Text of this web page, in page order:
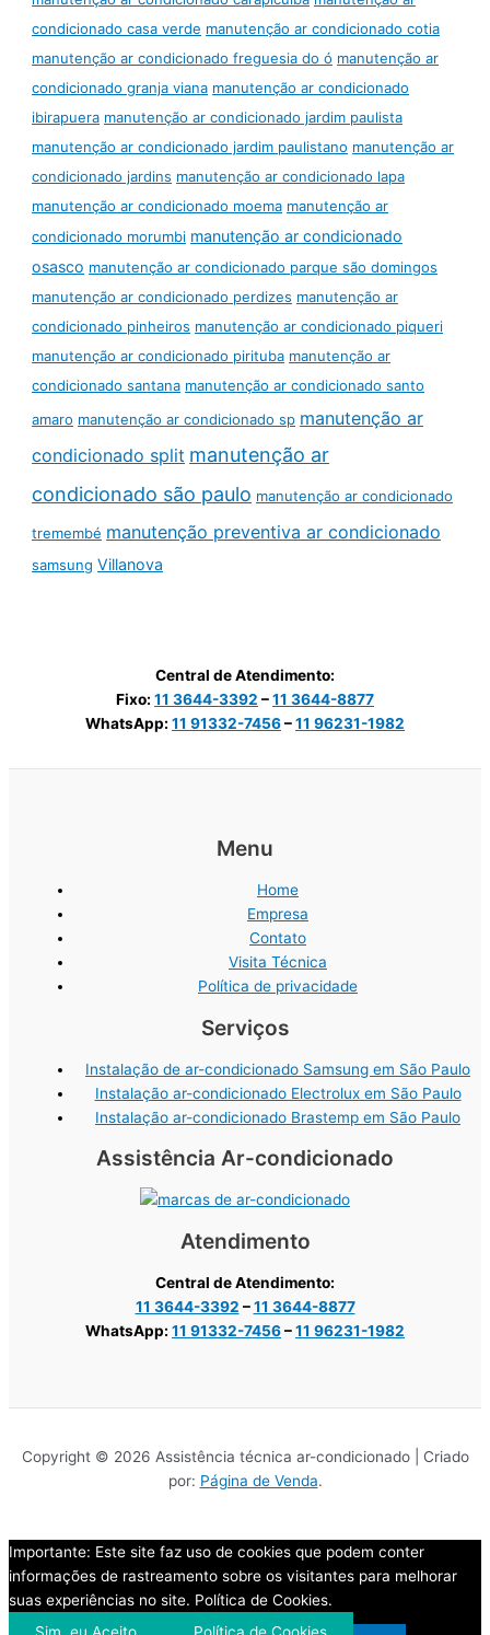
condicionado casa verde manutenção ar condicionado cotia
manutenção ar condicionado freguesia do ó manutenção ar
condicionado granja viana manutenção ar condicionado
ibirapuera manutenção ar condicionado jardim paulista
manutenção ar condicionado jardim paulistano manutenção ar
condicionado jardins manutenção ar condicionado lapa
manutenção ar condicionado moema manutenção ar
condicionado morumbi manutenção ar condicionado
osasco manutenção ar condicionado parque são domingos
manutenção ar condicionado perdizes manutenção ar
condicionado pinheiros manutenção ar condicionado piqueri
manutenção ar condicionado pirituba manutenção ar
condicionado santana manutenção ar condicionado santo
amaro manutenção ar condicionado sp manutenção ar
condicionado split manutenção ar
condicionado são paulo manutenção ar condicionado
tremembé manutenção preventiva ar condicionado
samsung Villanova
Central de Atendimento:
Fixo: 11 3644-3392 –11 3644-8877
WhatsApp: 11 91332-7456–11 96231-1982
Menu
Home
Empresa
Contato
Visita Técnica
Política de privacidade
Serviços
Instalação de ar-condicionado Samsung em São Paulo
Instalação ar-condicionado Electrolux em São Paulo
Instalação ar-condicionado Brastemp em São Paulo
Assistência Ar-condicionado
Atendimento
Central de Atendimento:
11 3644-3392 –11 3644-8877
WhatsApp: 11 91332-7456–11 96231-1982
Copyright © 2026 Assistência técnica ar-condicionado | Criado
por: Página de Venda.
Importante: Este site faz uso de cookies que podem conter
informações de rastreamento sobre os visitantes para melhorar
suas experiências no site. Política de Cookies.